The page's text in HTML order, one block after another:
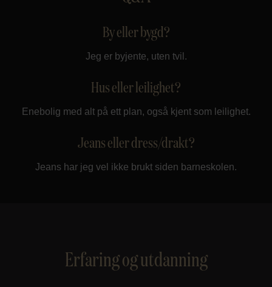
By eller bygd?
Jeg er byjente, uten tvil.
Hus eller leilighet?
Enebolig med alt på ett plan, også kjent som leilighet.
Jeans eller dress/drakt?
Jeans har jeg vel ikke brukt siden barneskolen.
Erfaring og utdanning